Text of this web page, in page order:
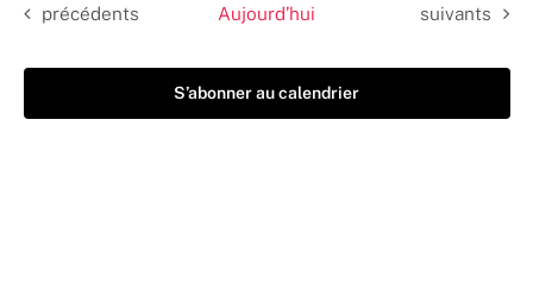
Évènements
précédents Aujourd’hui Évènements
suivants
S’abonner au calendrier